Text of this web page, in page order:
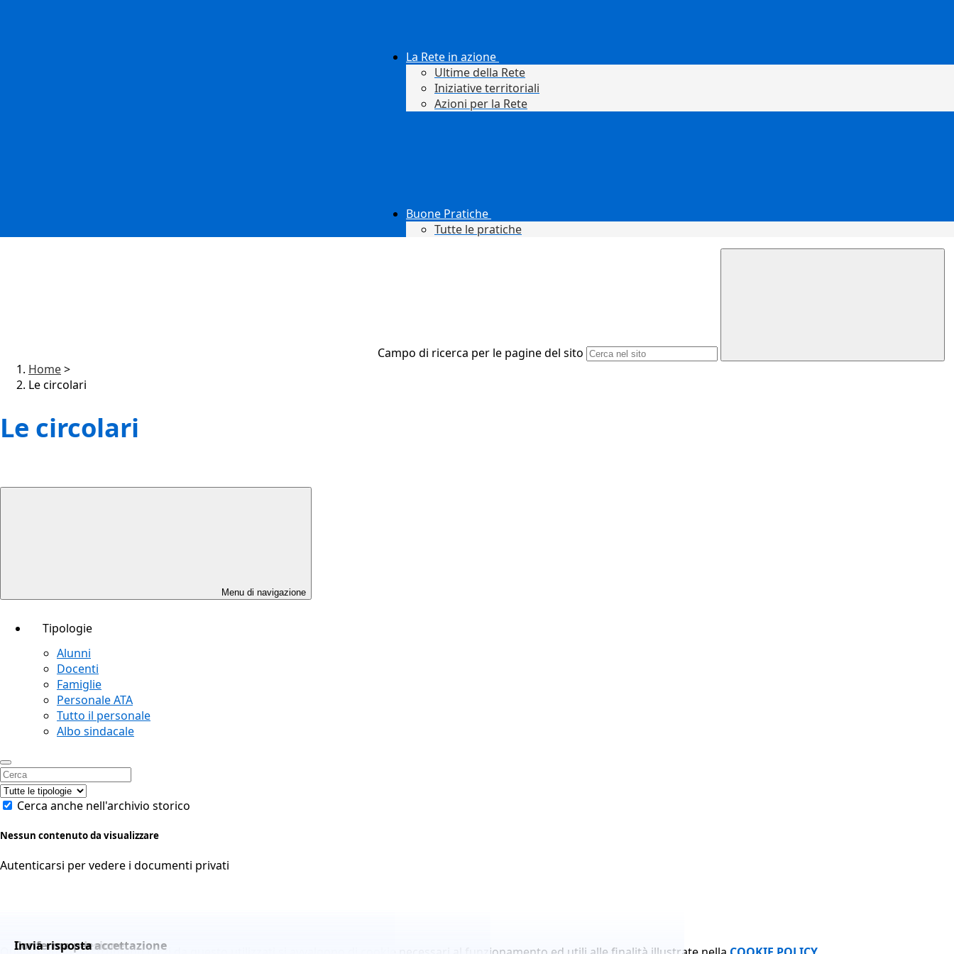
La Rete in azione
Ultime della Rete
Iniziative territoriali
Azioni per la Rete
Buone Pratiche
Tutte le pratiche
Campo di ricerca per le pagine del sito
Home>
Le circolari
Le circolari
Menu di navigazione
Tipologie
Alunni
Docenti
Famiglie
Personale ATA
Tutto il personale
Albo sindacale
Cerca anche nell'archivio storico
Nessun contenuto da visualizzare
Autenticarsi per vedere i documenti privati
Conferma adesione
Conferma per accettazione
Invia risposta